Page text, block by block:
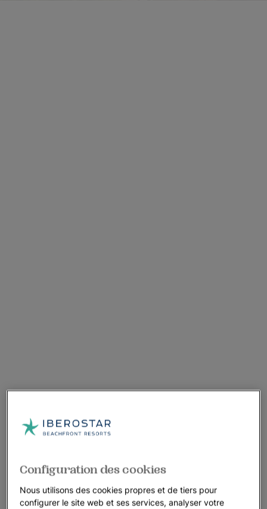
Configuration des cookies
Nous utilisons des cookies propres et de tiers pour
configurer le site web et ses services, analyser votre